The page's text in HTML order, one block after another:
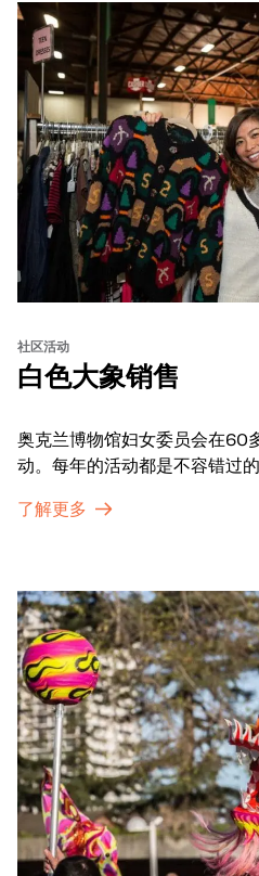
社区活动
白色大象销售
奥克兰博物馆妇女委员会在60
动。每年的活动都是不容错过的
了解更多